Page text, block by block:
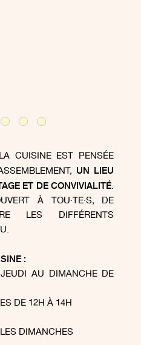
CUISINE EST PENSÉE
UN LIEU
ET DE CONVIVIALITÉ.
À TOU·TE·S, DE
LES DIFFÉRENTS
:
AU DIMANCHE DE
DE 12H À 14H
DIMANCHES